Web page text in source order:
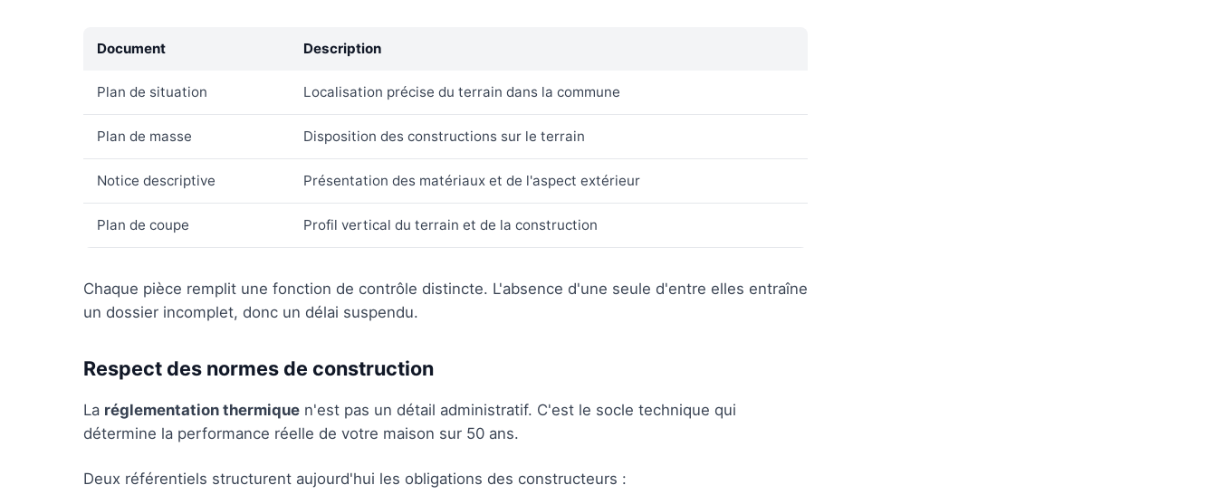
Document Description
Plan de situation Localisation précise du terrain dans la commune
Plan de masse Disposition des constructions sur le terrain
Notice descriptive Présentation des matériaux et de l'aspect extérieur
Plan de coupe Profil vertical du terrain et de la construction
Chaque pièce remplit une fonction de contrôle distincte. L'absence d'une seule d'entre elles entraîne
un dossier incomplet, donc un délai suspendu.
Respect des normes de construction
La réglementation thermique n'est pas un détail administratif. C'est le socle technique qui
détermine la performance réelle de votre maison sur 50 ans.
Deux référentiels structurent aujourd'hui les obligations des constructeurs :